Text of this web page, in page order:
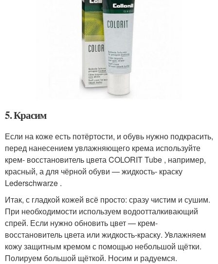
5. Красим
Если на коже есть потёртости, и обувь нужно подкрасить,
перед нанесением увлажняющего крема используйте
крем- восстановитель цвета COLORIT Tube , например,
красный, а для чёрной обуви — жидкость- краску
Lederschwarze .
Итак, с гладкой кожей всё просто: сразу чистим и сушим.
При необходимости используем водоотталкивающий
спрей. Если нужно обновить цвет — крем-
восстановитель цвета или жидкость-краску. Увлажняем
кожу защитным кремом с помощью небольшой щётки.
Полируем большой щёткой. Носим и радуемся.